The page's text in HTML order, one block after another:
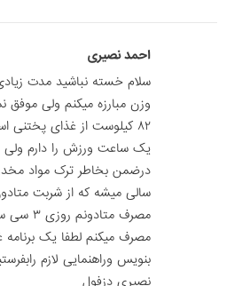
احمد نصیری
سلام خسته نباشید مدت
۸۲ کیلوست از غذای پختنی
یک ساعت ورزش را دارم ولی
سالی میشه که از شربت
مصرف
مصرف میکنم لطفا یک برنامه
بنویس وراهنمایی لازم
نصیری دزفول